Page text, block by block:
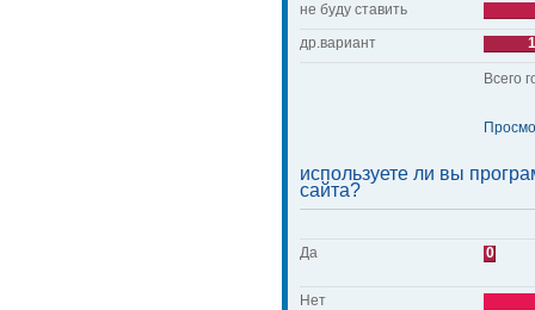
не буду ставить
др.вариант
1
Всего
используете ли вы
сайта?
Да 0
Нет